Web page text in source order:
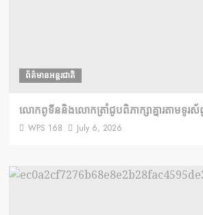
ព័ត៌មានអន្តរជាតិ
លោកពូទីននិងលោកត្រាំជូបពិភាក្សាគ្នារតាមទូរ
WPS 168 July 6, 2026